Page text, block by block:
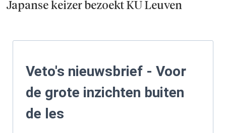
Japanse keizer bezoekt KU Leuven
Veto's nieuwsbrief - Voor
de grote inzichten buiten
de les